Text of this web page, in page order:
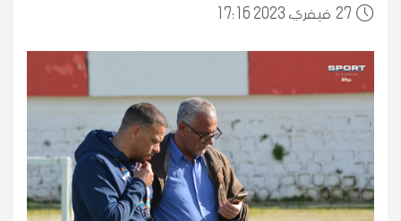
27 17:16 2023 فيفري